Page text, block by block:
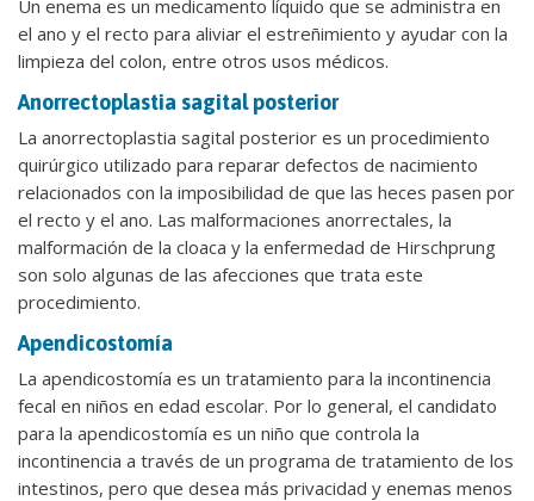
Un enema es un medicamento líquido que se administra en
el ano y el recto para aliviar el estreñimiento y ayudar con la
limpieza del colon, entre otros usos médicos.
Anorrectoplastia sagital posterior
La anorrectoplastia sagital posterior es un procedimiento
quirúrgico utilizado para reparar defectos de nacimiento
relacionados con la imposibilidad de que las heces pasen por
el recto y el ano. Las malformaciones anorrectales, la
malformación de la cloaca y la enfermedad de Hirschprung
son solo algunas de las afecciones que trata este
procedimiento.
Apendicostomía
La apendicostomía es un tratamiento para la incontinencia
fecal en niños en edad escolar. Por lo general, el candidato
para la apendicostomía es un niño que controla la
incontinencia a través de un programa de tratamiento de los
intestinos, pero que desea más privacidad y enemas menos